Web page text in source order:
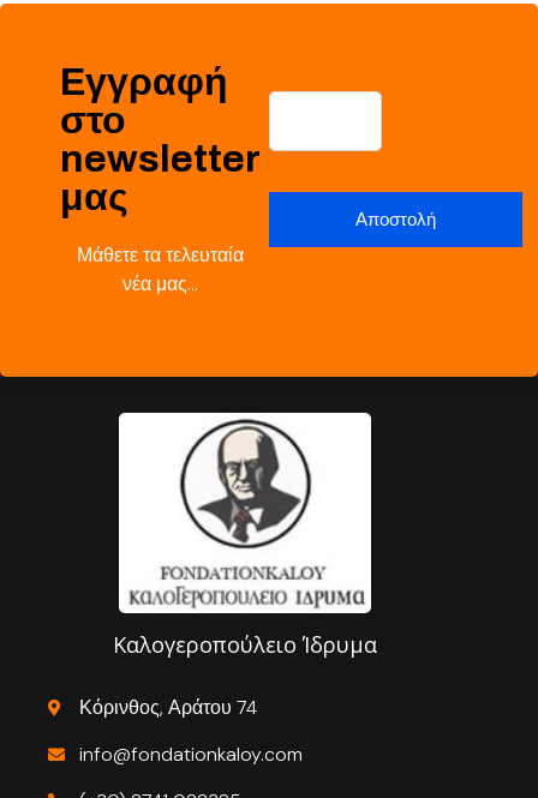
Εγγραφή
στο
newsletter
μας
Μάθετε τα τελευταία
νέα μας…
Καλογεροπούλειο Ίδρυμα
Κόρινθος, Αράτου 74
info@fondationkaloy.com